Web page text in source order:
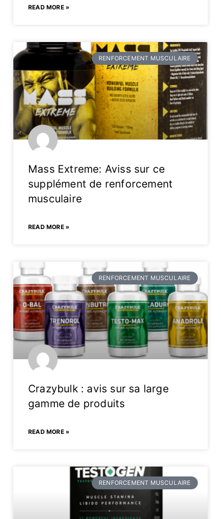
READ MORE »
RENFORCEMENT MUSCULAIRE
Mass Extreme: Aviss sur ce
supplément de renforcement
musculaire
READ MORE »
RENFORCEMENT MUSCULAIRE
Crazybulk : avis sur sa large
gamme de produits
READ MORE »
RENFORCEMENT MUSCULAIRE